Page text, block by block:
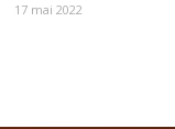
17 mai 2022